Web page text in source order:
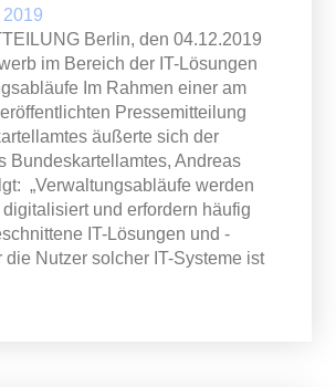
Berlin, den 04.12.2019
im Bereich der IT-Lösungen
Im Rahmen einer am
Pressemitteilung
äußerte sich der
Bundeskartellamtes, Andreas
„Verwaltungsabläufe werden
und erfordern häufig
IT-Lösungen und -
die Nutzer solcher IT-Systeme ist